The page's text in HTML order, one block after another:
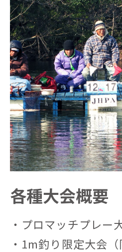
各種大会概要
・プロマッチプレー
・1m釣り限定大会